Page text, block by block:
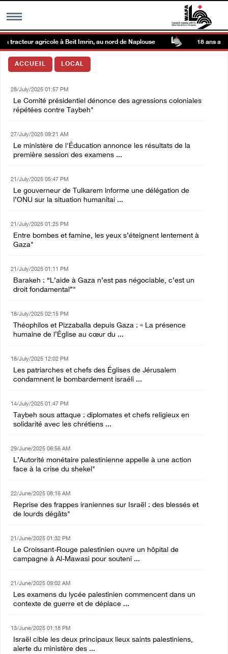
MENU
Centre palestinien
English
agricole à Beit Imrin, au nord de Naplouse 18 ans
ACCUEIL LOCAL
28/July/2025 01:57 PM
Le Comité présidentiel dénonce des agressions coloniales
répétées contre Taybeh"
27/July/2025 09:21 AM
Le ministère de l'Éducation annonce les résultats de la
première session des examens ...
21/July/2025 05:47 PM
Le gouverneur de Tulkarem informe une délégation de
l’ONU sur la situation humanitai ...
21/July/2025 01:25 PM
Entre bombes et famine, les yeux s’éteignent lentement à
Gaza"
21/July/2025 01:11 PM
Barakeh : “L’aide à Gaza n’est pas négociable, c’est un
droit fondamental”"
18/July/2025 02:15 PM
Théophilos et Pizzaballa depuis Gaza : « La présence
humaine de l’Église au cœur du ...
18/July/2025 12:02 PM
Les patriarches et chefs des Églises de Jérusalem
condamnent le bombardement israéli ...
14/July/2025 01:47 PM
Taybeh sous attaque : diplomates et chefs religieux en
solidarité avec les chrétiens ...
29/June/2025 06:56 AM
L’Autorité monétaire palestinienne appelle à une action
face à la crise du shekel"
22/June/2025 08:16 AM
Reprise des frappes iraniennes sur Israël : des blessés et
de lourds dégâts"
21/June/2025 01:32 PM
Le Croissant-Rouge palestinien ouvre un hôpital de
campagne à Al-Mawasi pour souteni ...
21/June/2025 09:02 AM
Les examens du lycée palestinien commencent dans un
contexte de guerre et de déplace ...
13/June/2025 01:18 PM
Israël cible les deux principaux lieux saints palestiniens,
alerte du ministère des ...